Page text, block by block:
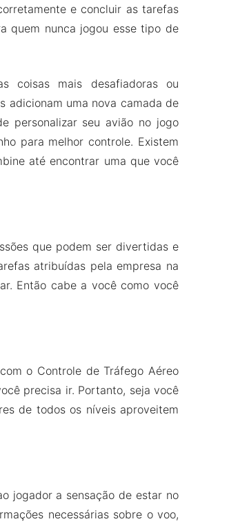
e concluir as tarefas
quem nunca jogou esse tipo de
coisas mais desafiadoras ou
adicionam uma nova camada de
personalizar seu avião no jogo
para melhor controle. Existem
até encontrar uma que você
que podem ser divertidas e
atribuídas pela empresa na
Então cabe a você como você
o Controle de Tráfego Aéreo
precisa ir. Portanto, seja você
de todos os níveis aproveitem
jogador a sensação de estar no
necessárias sobre o voo,